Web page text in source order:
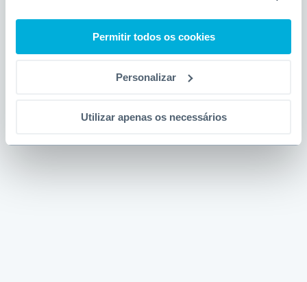
Permitir todos os cookies
Personalizar
Utilizar apenas os necessários